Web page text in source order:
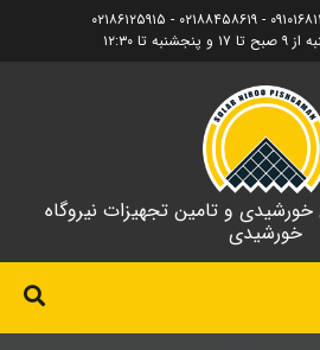
تا ۱۲:۳۰
و تامین تجهیزات نیروگاه
خورشیدی